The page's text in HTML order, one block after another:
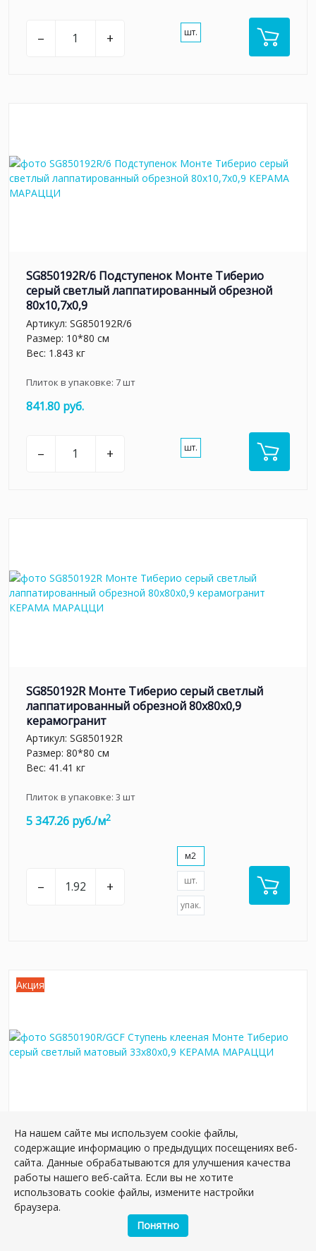
– + шт.
SG850192R/6 Подступенок Монте Тиберио
серый светлый лаппатированный обрезной
80x10,7x0,9
Артикул: SG850192R/6
Размер: 10*80 см
Вес: 1.843 кг
Плиток в упаковке: 7шт
841.80 руб.
– + шт.
SG850192R Монте Тиберио серый светлый
лаппатированный обрезной 80x80x0,9
керамогранит
Артикул: SG850192R
Размер: 80*80 см
Вес: 41.41 кг
Плиток в упаковке: 3 шт
5 347.26 руб./м2
– +
м2
шт.
упак.
Акция
SG850190R/GCF Ступень клееная Монте
Тиберио серый светлый матовый 33x80x0,9
Артикул:SG850190R/GCF
Размер: 80*33 см
Вес: 6.9 кг
шт
На нашем сайте мы используем cookie файлы,
содержащие информацию о предыдущих посещениях веб-
сайта. Данные обрабатываются для улучшения качества
работы нашего веб-сайта. Если вы не хотите
использовать cookie файлы, измените настройки
браузера.
Понятно